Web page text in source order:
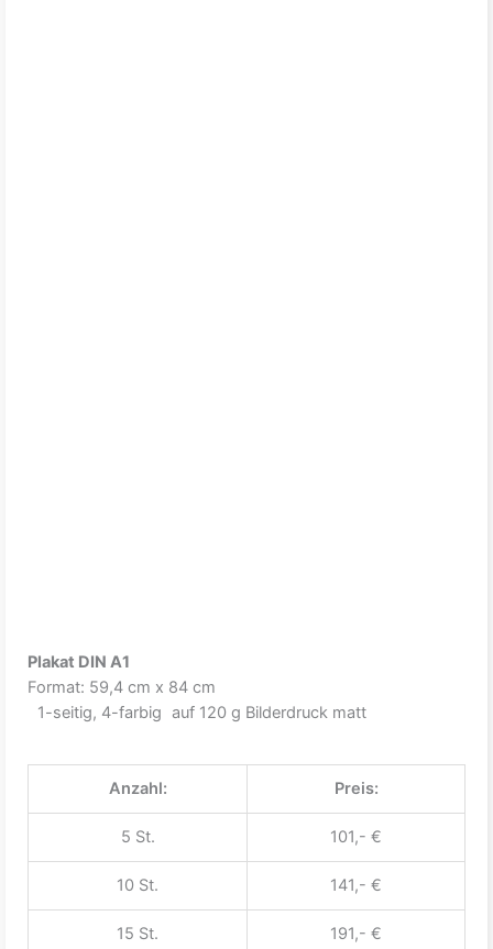
Plakat DIN A1
Format: 59,4 cm x 84 cm
1-seitig, 4-farbig auf 120 g Bilderdruck matt
Anzahl: Preis:
5 St. 101,- €
10 St. 141,- €
15 St. 191,- €